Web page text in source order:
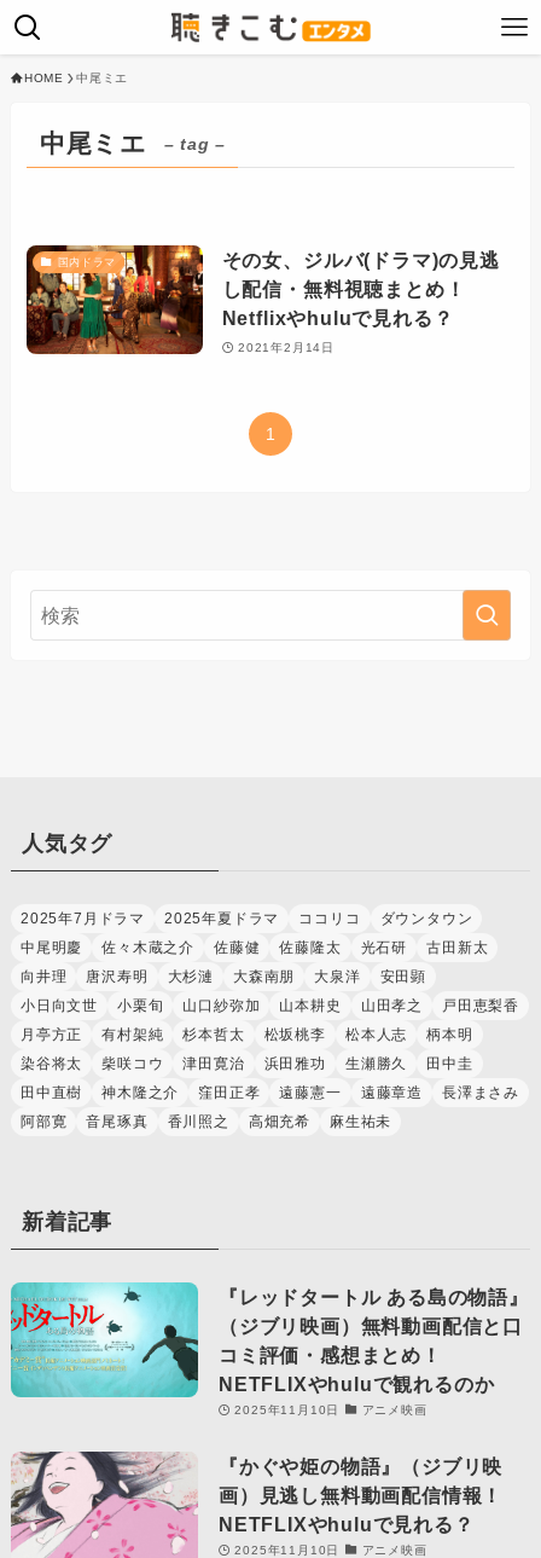
HOME 中尾ミエ
中尾ミエ – tag –
国内ドラマ
その女、ジルバ(ドラマ)の見逃
し配信・無料視聴まとめ！
Netflixやhuluで見れる？
2021年2月14日
1
人気タグ
2025年7月ドラマ 2025年夏ドラマ ココリコ
ダウンタウン
中尾明慶
佐々木蔵之介 佐藤健 佐藤隆太 光石研
古田新太
向井理
唐沢寿明 大杉漣 大森南朋 大泉洋
安田顕
小日向文世
小栗旬 山口紗弥加 山本耕史 山田孝之
戸田恵梨香
月亭方正
有村架純 杉本哲太 松坂桃李 松本人志
柄本明
染谷将太
柴咲コウ 津田寛治 浜田雅功 生瀬勝久
田中圭
田中直樹
神木隆之介 窪田正孝 遠藤憲一 遠藤章造
長澤まさみ
阿部寛
音尾琢真 香川照之 高畑充希 麻生祐未
新着記事
『レッドタートル ある島の物語』
（ジブリ映画）無料動画配信と口
コミ評価・感想まとめ！
NETFLIXやhuluで観れるのか
2025年11月10日 アニメ映画
『かぐや姫の物語』（ジブリ映
画）見逃し無料動画配信情報！
NETFLIXやhuluで見れる？
2025年11月10日 アニメ映画